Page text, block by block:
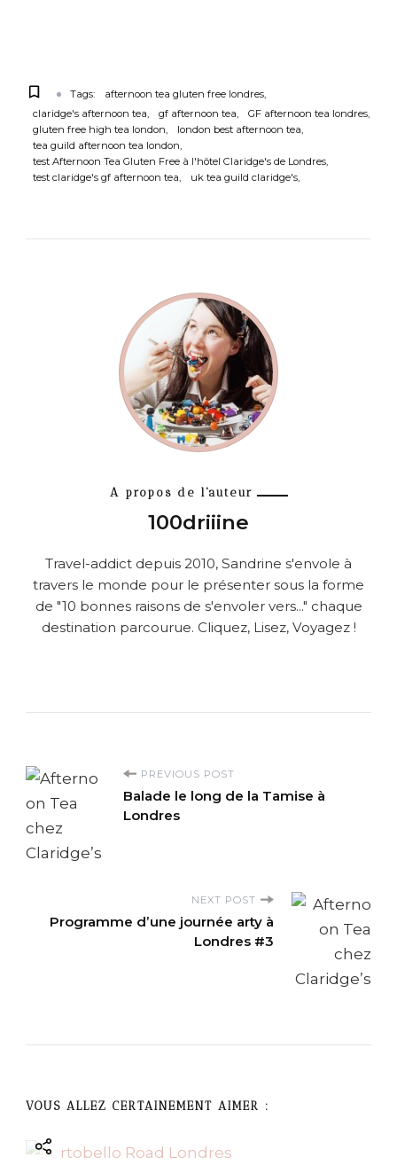
Tags:
afternoon tea gluten free londres
claridge's afternoon tea
gf afternoon tea
GF afternoon tea londres
gluten free high tea london
london best afternoon tea
tea guild afternoon tea london
test Afternoon Tea Gluten Free à l'hôtel Claridge's de Londres
test claridge's gf afternoon tea
uk tea guild claridge's
A propos de l'auteur
100driiine
Travel-addict depuis 2010, Sandrine s'envole à
travers le monde pour le présenter sous la forme
de "10 bonnes raisons de s'envoler vers..." chaque
destination parcourue. Cliquez, Lisez, Voyagez !
P
o
s
g
a
PREVIOUS POST
Balade le long de la Tamise à
Londres
NEXT POST
Programme d’une journée arty à
Londres #3
VOUS ALLEZ CERTAINEMENT AIMER :